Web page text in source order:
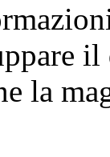
la